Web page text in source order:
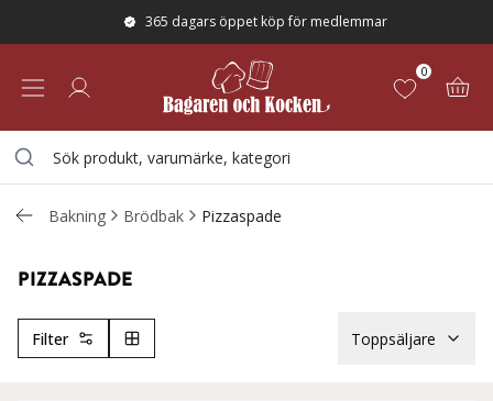
365 dagars öppet köp för medlemmar
0
Bakning Brödbak Pizzaspade
PIZZASPADE
Filter Toppsäljare